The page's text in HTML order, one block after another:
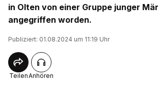
in Olten von einer Gruppe junger
angegriffen worden.
Publiziert: 01.08.2024 um 11:19 Uhr
TeilenAnhören